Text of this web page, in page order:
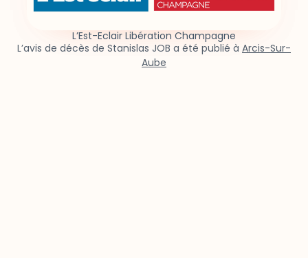
L’Est-Eclair Libération Champagne
L’avis de décès de Stanislas JOB a été publié à Arcis-Sur-
Aube